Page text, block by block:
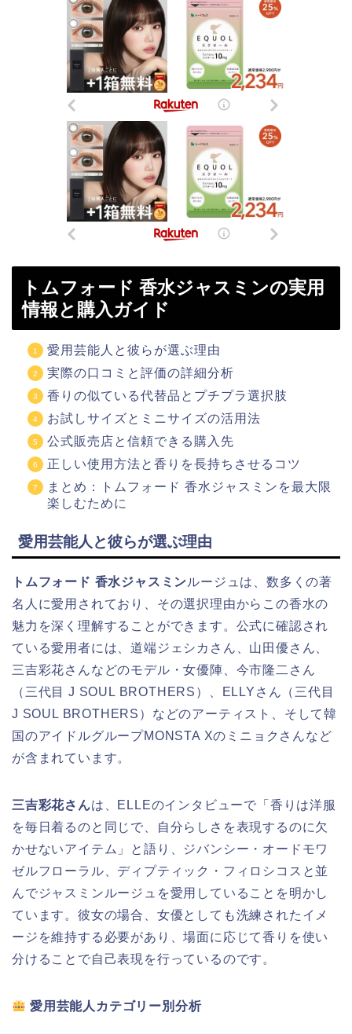
トムフォード 香水ジャスミンの実用
情報と購入ガイド
愛用芸能人と彼らが選ぶ理由
実際の口コミと評価の詳細分析
香りの似ている代替品とプチプラ選択肢
お試しサイズとミニサイズの活用法
公式販売店と信頼できる購入先
正しい使用方法と香りを長持ちさせるコツ
まとめ：トムフォード 香水ジャスミンを最大限
楽しむために
愛用芸能人と彼らが選ぶ理由
トムフォード 香水ジャスミンルージュは、数多くの著
名人に愛用されており、その選択理由からこの香水の
魅力を深く理解することができます。公式に確認され
ている愛用者には、道端ジェシカさん、山田優さん、
三吉彩花さんなどのモデル・女優陣、今市隆二さん
（三代目 J SOUL BROTHERS）、ELLYさん（三代目
J SOUL BROTHERS）などのアーティスト、そして韓
国のアイドルグループMONSTA Xのミニョクさんなど
が含まれています。
三吉彩花さんは、ELLEのインタビューで「香りは洋服
を毎日着るのと同じで、自分らしさを表現するのに欠
かせないアイテム」と語り、ジバンシー・オードモワ
ゼルフローラル、ディプティック・フィロシコスと並
んでジャスミンルージュを愛用していることを明かし
ています。彼女の場合、女優としても洗練されたイメ
ージを維持する必要があり、場面に応じて香りを使い
分けることで自己表現を行っているのです。
愛用芸能人カテゴリー別分析